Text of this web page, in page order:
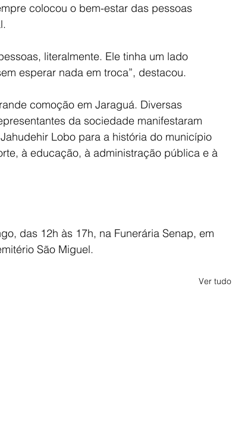
colocou o bem-estar das pessoas
literalmente. Ele tinha um lado
esperar nada em troca”, destacou.
comoção em Jaraguá. Diversas
da sociedade manifestaram
Lobo para a história do município
à educação, à administração pública e à
das 12h às 17h, na Funerária Senap, em
São Miguel.
Ver tudo